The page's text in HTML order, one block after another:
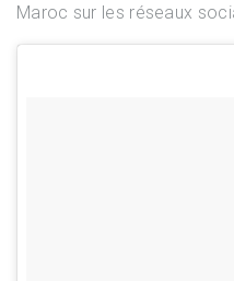
Maroc sur les réseaux